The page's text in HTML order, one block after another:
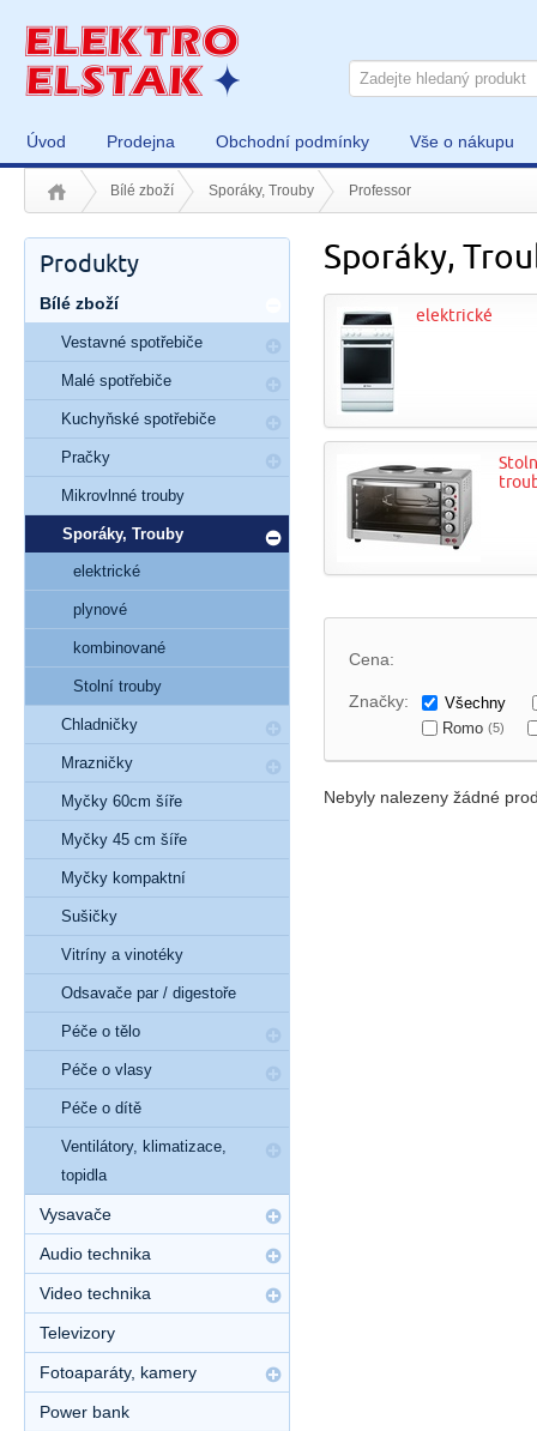
Úvod Prodejna Obchodní podmínky Vše o nákupu
Bílé zboží Sporáky, Trouby Professor
Sporáky,
elektrické
Cena:
Značky:
Všechny
Romo (5)
Nebyly nalezeny žádné
Produkty
Bílé zboží
Vestavné spotřebiče
Malé spotřebiče
Kuchyňské spotřebiče
Pračky
Mikrovlnné trouby
Sporáky, Trouby
elektrické
plynové
kombinované
Stolní trouby
Chladničky
Mrazničky
Myčky 60cm šíře
Myčky 45 cm šíře
Myčky kompaktní
Sušičky
Vitríny a vinotéky
Odsavače par / digestoře
Péče o tělo
Péče o vlasy
Péče o dítě
Ventilátory, klimatizace,
topidla
Vysavače
Audio technika
Video technika
Televizory
Fotoaparáty, kamery
Power bank